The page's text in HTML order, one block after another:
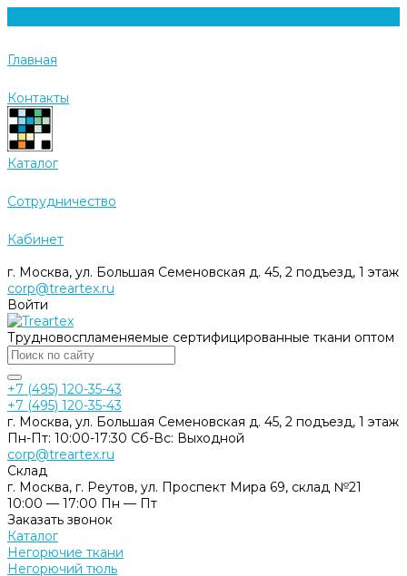
Главная
Контакты
Каталог
Cотрудничество
Кабинет
г. Москва, ул. Большая Семеновская д. 45, 2 подъезд, 1 этаж
corp@treartex.ru
Войти
Трудновоспламеняемые сертифицированные ткани оптом
+7 (495) 120-35-43
+7 (495) 120-35-43
г. Москва, ул. Большая Семеновская д. 45, 2 подъезд, 1 этаж
Пн-Пт: 10:00-17:30 Cб-Вс: Выходной
corp@treartex.ru
Склад
г. Москва, г. Реутов, ул. Проспект Мира 69, склад №21
10:00 — 17:00 Пн — Пт
Заказать звонок
Каталог
Негорючие ткани
Негорючий тюль